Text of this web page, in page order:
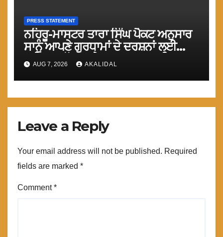
PRESS STATEMENT
ਨਹਿਰੂ-ਮਾਸਟਰ ਤਾਰਾ ਸਿੰਘ ਪੈਕਟ ਅਨੁਸਾਰ
ਸਾਨੂੰ ਆਪਣੇ ਗੁਰਧਾਮਾਂ ਦੇ ਦਰਸ਼ਨਾਂ ਲਈ
ਤੁਰੰਤ ਸਰਹੱਦਾਂ ਅਤੇ ਕਰਤਾਰਪੁਰ ਸਾਹਿਬ
ਲਾਂਘਾ ਖੋਲਿਆ ਜਾਵੇ : ਮਾਨ
AUG 7, 2026 AKALIDAL
Leave a Reply
Your email address will not be published. Required
fields are marked *
Comment*